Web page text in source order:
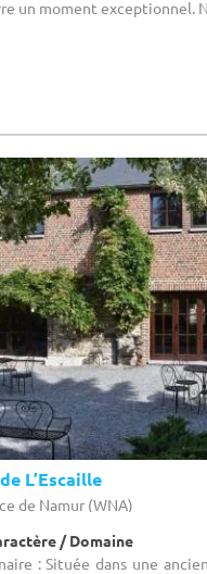
un moment exceptionnel.
L’Escaille
de Namur (WNA)
/ Domaine
: Située dans une